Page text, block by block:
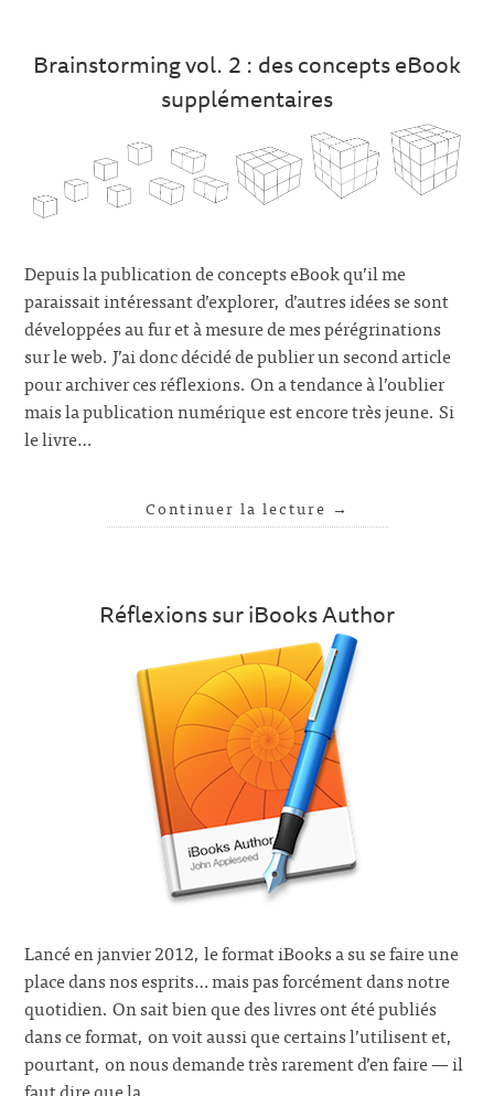
Brainstorming vol. 2 : des concepts eBook
supplémentaires
Depuis la publication de concepts eBook qu’il me
paraissait intéressant d’explorer, d’autres idées se sont
développées au fur et à mesure de mes pérégrinations
sur le web. J’ai donc décidé de publier un second article
pour archiver ces réflexions. On a tendance à l’oublier
mais la publication numérique est encore très jeune. Si
le livre…
Continuer la lecture →
Réflexions sur iBooks Author
Lancé en janvier 2012, le format iBooks a su se faire une
place dans nos esprits… mais pas forcément dans notre
quotidien. On sait bien que des livres ont été publiés
dans ce format, on voit aussi que certains l’utilisent et,
pourtant, on nous demande très rarement d’en faire — il